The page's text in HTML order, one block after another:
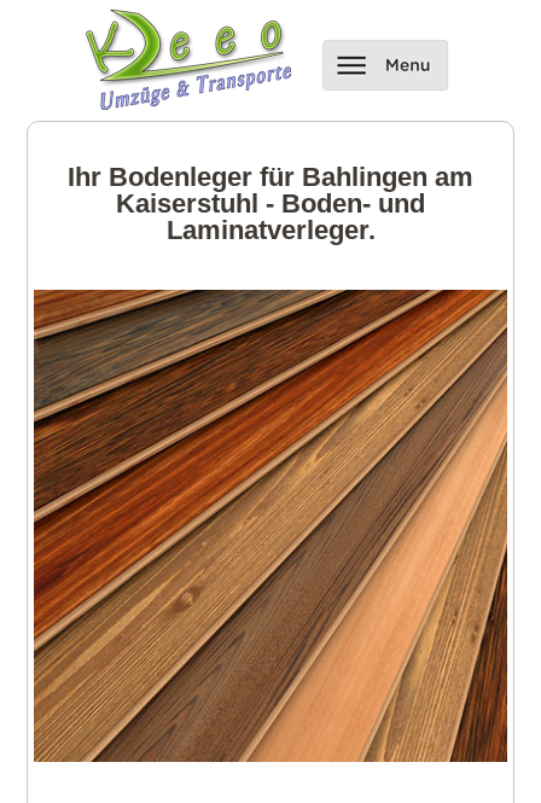
Ihr Bodenleger für Bahlingen am
Kaiserstuhl - Boden- und
Laminatverleger.